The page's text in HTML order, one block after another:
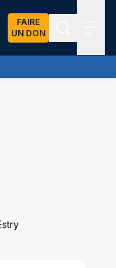
FAIRE
UN DON
se partagent le ciel -